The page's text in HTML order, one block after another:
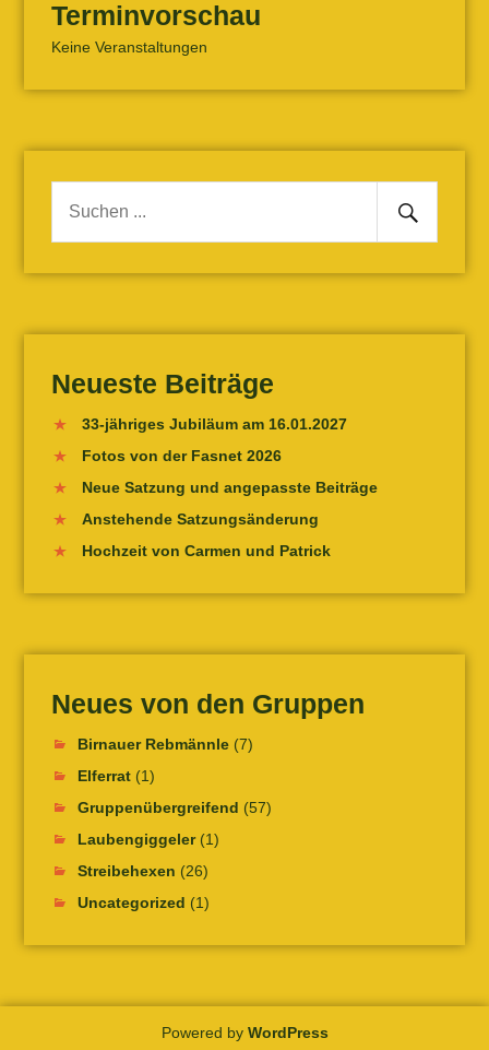
Terminvorschau
Keine Veranstaltungen
Suche
Senden
Neueste Beiträge
33-jähriges Jubiläum am 16.01.2027
Fotos von der Fasnet 2026
Neue Satzung und angepasste Beiträge
Anstehende Satzungsänderung
Hochzeit von Carmen und Patrick
Neues von den Gruppen
Birnauer Rebmännle(7)
Elferrat(1)
Gruppenübergreifend (57)
Laubengiggeler(1)
Streibehexen (26)
Uncategorized (1)
Powered by WordPress